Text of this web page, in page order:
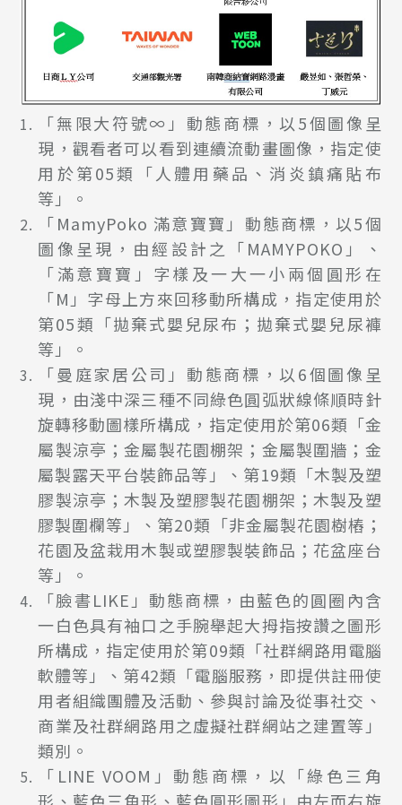
「無限大符號∞」動態商標，以5個圖像呈
現，觀看者可以看到連續流動畫圖像，指定使
用於第05類「人體用藥品、消炎鎮痛貼布
等」。
「MamyPoko 滿意寶寶」動態商標，以5個
圖像呈現，由經設計之「MAMYPOKO」、
「滿意寶寶」字樣及一大一小兩個圓形在
「M」字母上方來回移動所構成，指定使用於
第05類「拋棄式嬰兒尿布；拋棄式嬰兒尿褲
等」。
「曼庭家居公司」動態商標，以6個圖像呈
現，由淺中深三種不同綠色圓弧狀線條順時針
旋轉移動圖樣所構成，指定使用於第06類「金
屬製涼亭；金屬製花園棚架；金屬製圍牆；金
屬製露天平台裝飾品等」、第19類「木製及塑
膠製涼亭；木製及塑膠製花園棚架；木製及塑
膠製圍欄等」、第20類「非金屬製花園樹樁；
花園及盆栽用木製或塑膠製裝飾品；花盆座台
等」。
「臉書LIKE」動態商標，由藍色的圓圈內含
一白色具有袖口之手腕舉起大拇指按讚之圖形
所構成，指定使用於第09類「社群網路用電腦
軟體等」、第42類「電腦服務，即提供註冊使
用者組織團體及活動、參與討論及從事社交、
商業及社群網路用之虛擬社群網站之建置等」
類別。
「LINE VOOM」動態商標，以「綠色三角